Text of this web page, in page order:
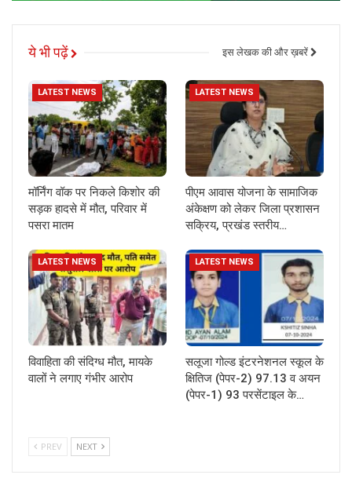
ये भी पढ़ें इस लेखक की और ख़बरें
LATEST NEWS
मॉर्निंग वॉक पर निकले किशोर की
सड़क हादसे में मौत, परिवार में
पसरा मातम
LATEST NEWS
पीएम आवास योजना के सामाजिक
अंकेक्षण को लेकर जिला प्रशासन
सक्रिय, प्रखंड स्तरीय…
LATEST NEWS
विवाहिता की संदिग्ध मौत, मायके
वालों ने लगाए गंभीर आरोप
LATEST NEWS
सलूजा गोल्ड इंटरनेशनल स्कूल के
क्षितिज (पेपर-2) 97.13 व अयन
(पेपर-1) 93 परसेंटाइल के…
PREV NEXT